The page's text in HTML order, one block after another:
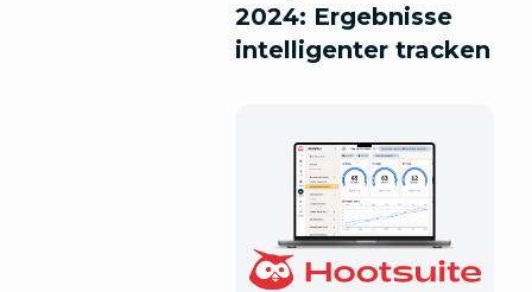
2024: Ergebnisse
intelligenter tracken